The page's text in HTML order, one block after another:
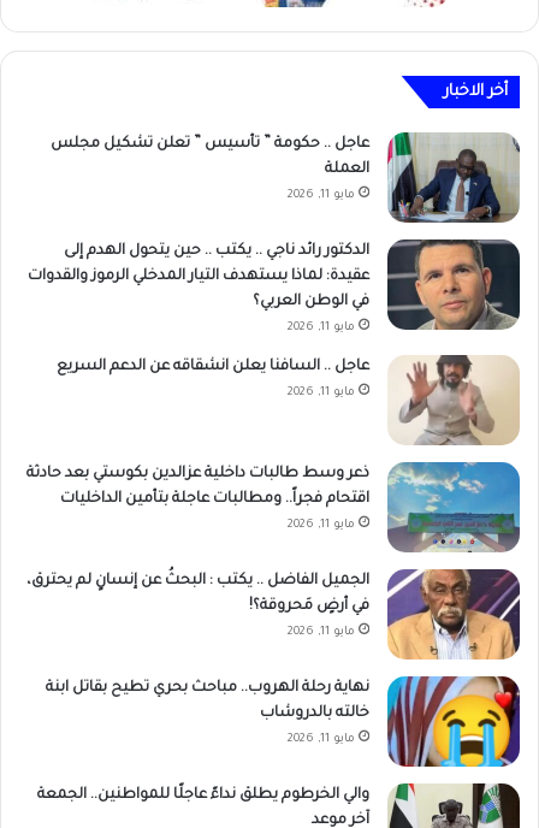
أخر الاخبار
عاجل .. حكومة ” تأسيس ” تعلن تشكيل مجلس
العملة
مايو 11, 2026
الدكتور رائد ناجي .. يكتب .. حين يتحول الهدم إلى
عقيدة: لماذا يستهدف التيار المدخلي الرموز والقدوات
في الوطن العربي؟
مايو 11, 2026
عاجل .. السافنا يعلن انشقاقه عن الدعم السريع
مايو 11, 2026
ذعر وسط طالبات داخلية عزالدين بكوستي بعد حادثة
اقتحام فجراً.. ومطالبات عاجلة بتأمين الداخليات
مايو 11, 2026
الجميل الفاضل .. يكتب : البحثُ عن إنسانٍ لم يحترق،
في أرضٍ مَحروقة؟!
مايو 11, 2026
نهاية رحلة الهروب.. مباحث بحري تطيح بقاتل ابنة
خالته بالدروشاب
مايو 11, 2026
والي الخرطوم يطلق نداءً عاجلًا للمواطنين.. الجمعة
آخر موعد